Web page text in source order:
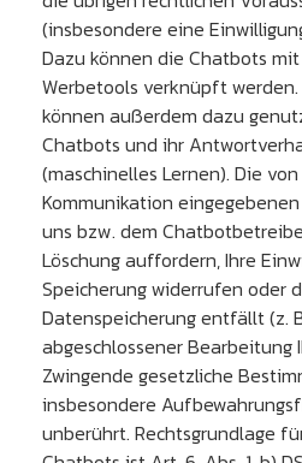
(insbesondere eine
Dazu können die Chatbots
Werbetools verknüpft
können außerdem dazu
Chatbots und ihr
(maschinelles Lernen). Die
Kommunikation
uns bzw. dem
Löschung auffordern, Ihre
Speicherung widerrufen oder
Datenspeicherung entfällt (z.
abgeschlossener Bearbeitung
Zwingende gesetzliche
insbesondere
unberührt. Rechtsgrundlage